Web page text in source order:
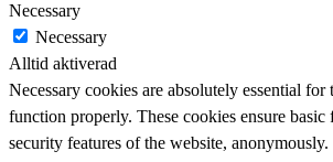
Necessary
Necessary
Alltid aktiverad
Necessary cookies are absolutely essential for
function properly. These cookies ensure basic
security features of the website, anonymously.